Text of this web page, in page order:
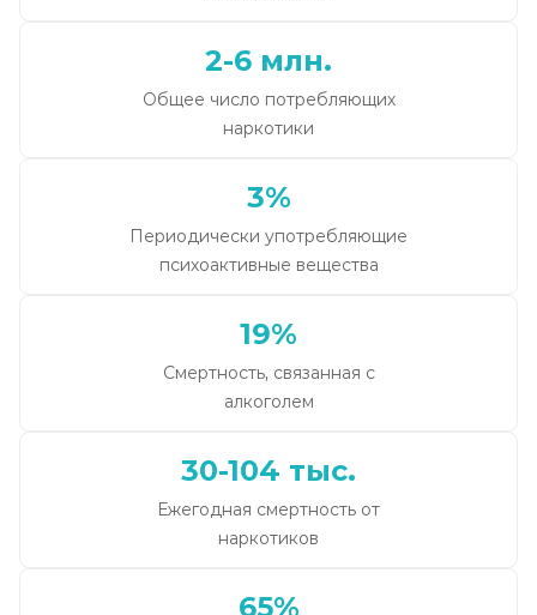
2-6 млн.
Общее число потребляющих
наркотики
3%
Периодически употребляющие
психоактивные вещества
19%
Смертность, связанная с
алкоголем
30-104 тыс.
Ежегодная смертность от
наркотиков
65%